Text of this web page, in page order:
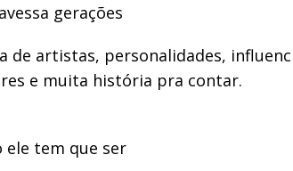
gerações
de artistas, personalidades,
e muita história pra contar.
ele tem que ser